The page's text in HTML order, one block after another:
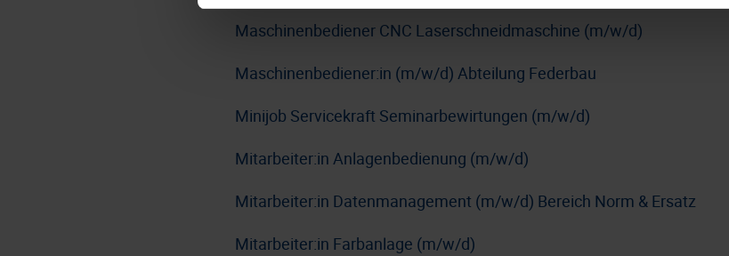
Maschinenbediener CNC Laserschneidmaschine (m/w/d)
Maschinenbediener:in (m/w/d) Abteilung Federbau
Minijob Servicekraft Seminarbewirtungen (m/w/d)
Mitarbeiter:in Anlagenbedienung (m/w/d)
Mitarbeiter:in Datenmanagement (m/w/d) Bereich Norm & Ersatz
Mitarbeiter:in Farbanlage (m/w/d)